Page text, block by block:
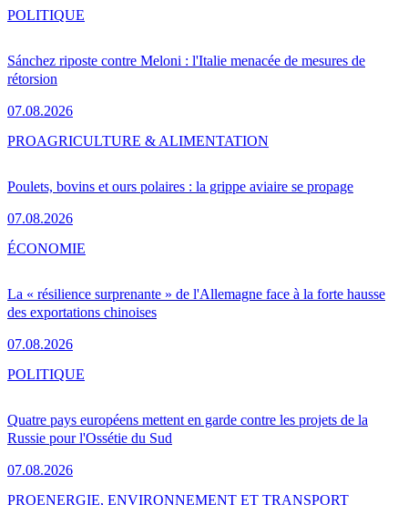
Sánchez riposte contre Meloni : l'Italie menacée de mesures de
rétorsion
07.08.2026
POLITIQUE
Poulets, bovins et ours polaires : la grippe aviaire se propage
07.08.2026
PROAGRICULTURE & ALIMENTATION
La « résilience surprenante » de l'Allemagne face à la forte hausse
des exportations chinoises
07.08.2026
ÉCONOMIE
Quatre pays européens mettent en garde contre les projets de la
Russie pour l'Ossétie du Sud
07.08.2026
POLITIQUE
PROENERGIE, ENVIRONNEMENT ET TRANSPORT